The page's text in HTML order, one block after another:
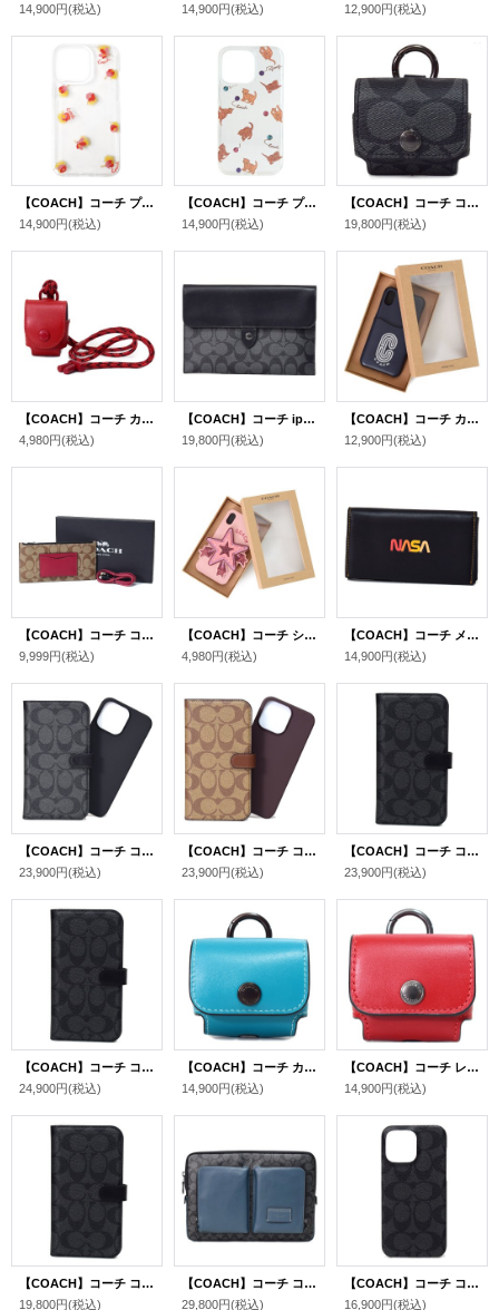
14,900円(税込)
14,900円(税込)
12,900円(税込)
【COACH】コーチ プラスチック 花柄 フラワー プリント ロゴ iPhone13 PRO 専用 スマホケース スマホカバー クリア×レッド〔日本未発売〕
14,900円(税込)
【COACH】コーチ プラスチック キャット 猫 ダンス プリント グリッター ラメ iPhone13PRO専用 スマホケース スマホカバー クリア×ブラウン〔日本未発売〕
14,900円(税込)
【COACH】コーチ コーティングキャンバス カーフレザー シグネチャー イヤホン airpods pro エアーポッズプロ ケース バッグチャーム キーホルダー チャコール（日本未発売）
19,800円(税込)
【COACH】コーチ カーフレザー イヤホン airpods エアーポッズ ケース 首かけ ランヤード クリムゾン（日本未発売）
4,980円(税込)
【COACH】コーチ ipadケース PCケース コーティングキャンバス カーフレザー シグネチャー ミニ タブレット スリーブ iPad iPhone スマホ テック ケース チャコール〔日本未発売〕
19,800円(税込)
【COACH】コーチ カーフレザー リフレクティブ ロゴ パッチ ポケット付き iPhoneX/Xs（iPhone10/10s）専用 ケース ミッドナイトネイビーマルチ〔日本未発売〕
12,900円(税込)
【COACH】コーチ コーティングキャンバス カーフレザー シグネチャー ジップ フォン ポーチ＋lightning ライトニング ケーブル 専用BOX付 2点セット タンマルチ〔日本未発売〕
9,999円(税込)
【COACH】コーチ シリコン オーバーサイズ スター 星柄 流れ星 ラメ iPhoneX,XS（iPhone10,10S）専用 ケース ペタルマルチ〔日本未発売〕
4,980円(税込)
【COACH】コーチ メンズ グラブタンレザー NASA ロゴ スペースモチーフ 二つ折り 手帳型 iPhone スマホ フォンウォレット ブラック（日本未発売）
14,900円(税込)
【COACH】コーチ コーティングキャンバス シグネチャー フォリオ 2way iPhone15 PRO MAX 専用 手帳型 スマホケース スマホカバー チャコール（日本未発売）
23,900円(税込)
【COACH】コーチ コーティングキャンバス シグネチャー フォリオ 2way iPhone15 PRO MAX 専用 手帳型 スマホケース スマホカバー カーキ（日本未発売）
23,900円(税込)
【COACH】コーチ コーティングキャンバス シグネチャー フォリオ 2way iPhone14 PRO 専用 手帳型 スマホケース スマホカバー グラファイト（BOX無し）
23,900円(税込)
【COACH】コーチ コーティングキャンバス シグネチャー フォリオ 2way iPhone14 PRO 専用 手帳型 スマホケース スマホカバー グラファイト（日本未発売）
24,900円(税込)
【COACH】コーチ カーフレザー イヤホン airpods pro エアーポッズプロ ケース バッグチャーム キーホルダー ティール（日本未発売）
14,900円(税込)
【COACH】コーチ レザー イヤホン airpods pro エアーポッズプロ ケース バッグチャーム キーホルダー レッド（日本未発売）
14,900円(税込)
【COACH】コーチ コーティングキャンバス シグネチャー フォリオ 2way iPhone14 PRO MAX 専用 手帳型 スマホケース スマホカバー グラファイト（日本未発売）
19,800円(税込)
【COACH】コーチ コーティングキャンバス レザー シグネチャー ユーティリティー ラップトップ タブレット iPad macbook ノートパソコン PCケース チャコール×デニム〔日本未発売〕
29,800円(税込)
【COACH】コーチ コーティングキャンバス シグネチャー iPhone14 PRO 専用 スマホケース スマホカバー グラファイト〔日本未発売〕
16,900円(税込)